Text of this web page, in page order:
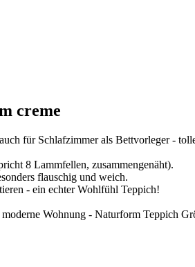
creme
für Schlafzimmer als Bettvorleger -
8 Lammfellen, zusammengenäht).
flauschig und weich.
- ein echter Wohlfühl Teppich!
Wohnung - Naturform Teppich